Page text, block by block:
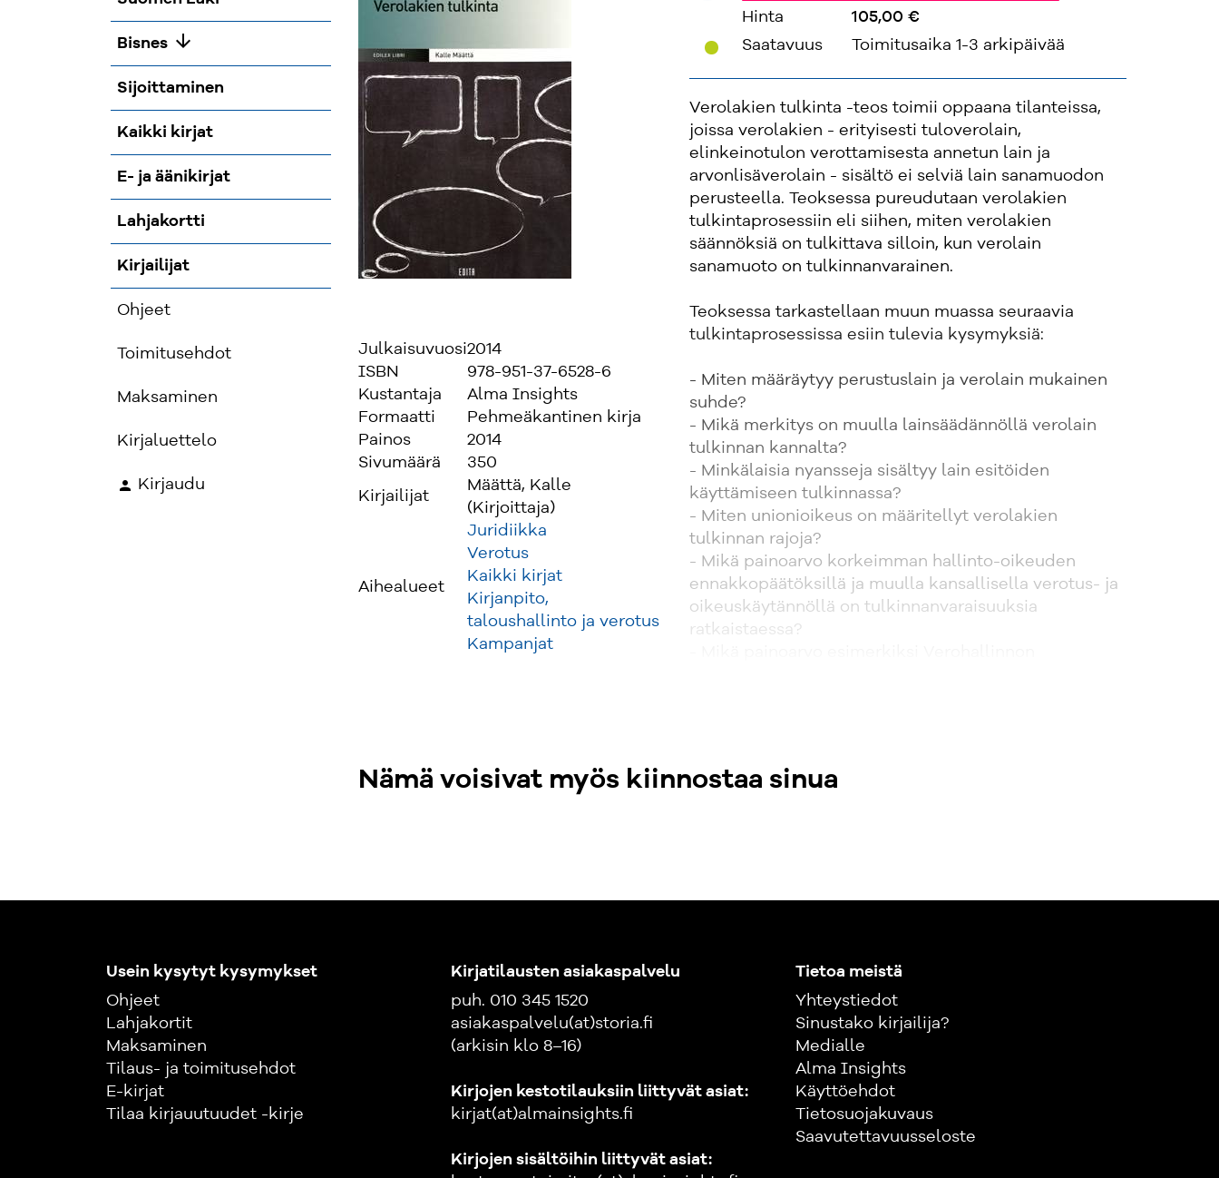
Bisnes arrow_downward
Sijoittaminen
Kaikki kirjat
E- ja äänikirjat
Lahjakortti
Kirjailijat
Ohjeet
Toimitusehdot
Maksaminen
Kirjaluettelo
Kirjaudu
Julkaisuvuosi2014
ISBN
978-951-37-6528-6
Kustantaja
Alma Insights
Formaatti
Pehmeäkantinen kirja
Painos
2014
Sivumäärä
350
Kirjailijat
Määttä, Kalle
(Kirjoittaja)
Aihealueet
Juridiikka
Verotus
Kaikki kirjat
Kirjanpito,
taloushallinto ja verotus
Kampanjat
Hinta
105,00 €
Saatavuus
Toimitusaika 1-3 arkipäivää
Verolakien tulkinta -teos toimii oppaana tilanteissa,
joissa verolakien - erityisesti tuloverolain,
elinkeinotulon verottamisesta annetun lain ja
arvonlisäverolain - sisältö ei selviä lain sanamuodon
perusteella. Teoksessa pureudutaan verolakien
tulkintaprosessiin eli siihen, miten verolakien
säännöksiä on tulkittava silloin, kun verolain
sanamuoto on tulkinnanvarainen.
Teoksessa tarkastellaan muun muassa seuraavia
tulkintaprosessissa esiin tulevia kysymyksiä:
- Miten määräytyy perustuslain ja verolain mukainen
suhde?
- Mikä merkitys on muulla lainsäädännöllä verolain
tulkinnan kannalta?
- Minkälaisia nyansseja sisältyy lain esitöiden
käyttämiseen tulkinnassa?
- Miten unionioikeus on määritellyt verolakien
tulkinnan rajoja?
- Mikä painoarvo korkeimman hallinto-oikeuden
ennakkopäätöksillä ja muulla kansallisella verotus- ja
oikeuskäytännöllä on tulkinnanvaraisuuksia
ratkaistaessa?
veroviranomaisille, asianajajille, tuomareille ja
tuomioistuinten asiantuntijoille, tilintarkastajille sekä
apulaisjohtajana Kilpailu- ja kuluttajavirastossa. Hän
Nämä voisivat myös kiinnostaa sinua
Usein kysytyt kysymykset
Ohjeet
Lahjakortit
Maksaminen
Tilaus- ja toimitusehdot
E-kirjat
Tilaa kirjauutuudet -kirje
Kirjatilausten asiakaspalvelu
puh. 010 345 1520
asiakaspalvelu(at)storia.fi
(arkisin klo 8–16)
Kirjojen kestotilauksiin liittyvät asiat:
kirjat(at)almainsights.fi
Kirjojen sisältöihin liittyvät asiat:
Tietoa meistä
Yhteystiedot
Sinustako kirjailija?
Medialle
Alma Insights
Käyttöehdot
Tietosuojakuvaus
Saavutettavuusseloste